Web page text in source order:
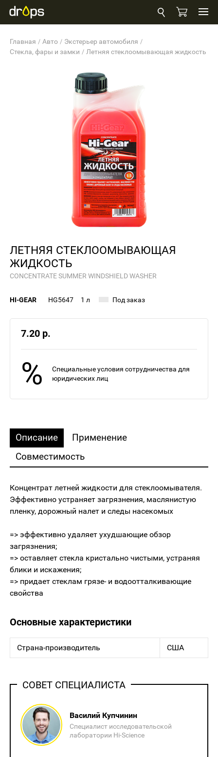
Главная Авто
Экстерьер автомобиля
Стекла, фары и замки
Летняя стеклоомывающая жидкость
ЛЕТНЯЯ СТЕКЛООМЫВАЮЩАЯ
ЖИДКОСТЬ
CONCENTRATE SUMMER WINDSHIELD WASHER
HI-GEAR HG5647 1 л Под заказ
7.20 р.
%
Специальные условия сотрудничества для
юридических лиц
Описание
Применение
Совместимость
Концентрат летней жидкости для стеклоомывателя.
Эффективно устраняет загрязнения, ‎маслянистую
пленку, дорожный налет и следы насекомых
=> эффективно удаляет ухудшающие обзор
загрязнения;
=> оставляет стекла кристально чистыми, устраняя
‎блики и искажения;
=> придает стеклам грязе- ‎и ‎водоотталкивающие
свойства
Основные характеристики
Страна-производитель США
СОВЕТ СПЕЦИАЛИСТА
Василий Купчинин
Специалист исследовательской
лаборатории Hi-Science